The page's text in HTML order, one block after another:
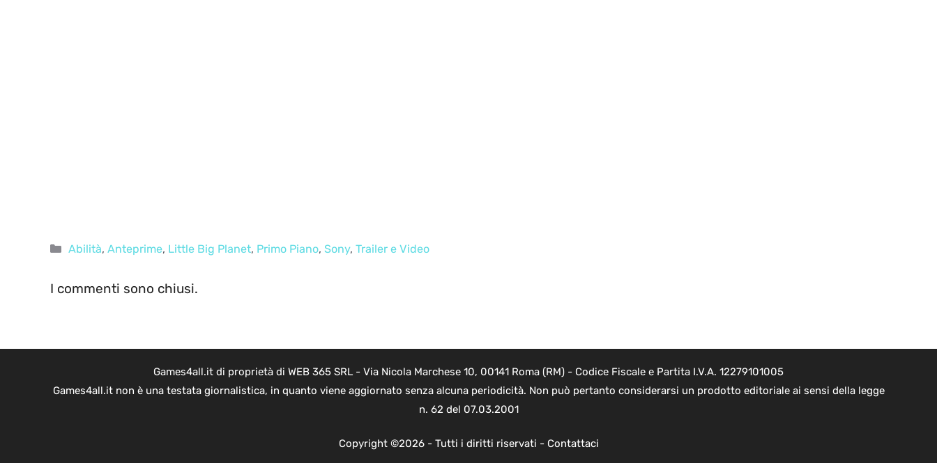
Categorie
Abilità, Anteprime, Little Big Planet, Primo Piano, Sony, Trailer e Video
I commenti sono chiusi.
Games4all.it di proprietà di WEB 365 SRL - Via Nicola Marchese 10, 00141 Roma (RM) - Codice Fiscale e Partita I.V.A. 12279101005
Games4all.it non è una testata giornalistica, in quanto viene aggiornato senza alcuna periodicità. Non può pertanto considerarsi un prodotto editoriale ai sensi della legge
n. 62 del 07.03.2001
Copyright ©2026 - Tutti i diritti riservati - Contattaci